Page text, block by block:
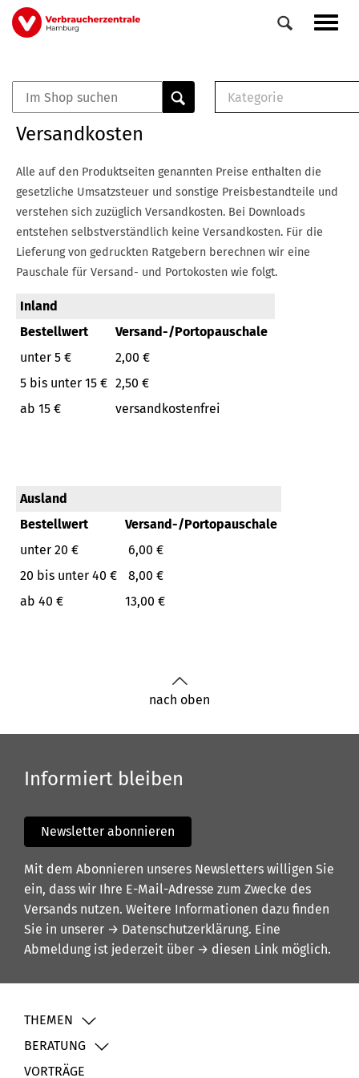
Direkt
zum
Veranstaltungen
0
Kategorie
E-Broschüre
Checklisten (PDF)
Broschüre
Buch
Versandkosten
Alle auf den Produktseiten genannten Preise enthalten die
gesetzliche Umsatzsteuer und sonstige Preisbestandteile und
verstehen sich zuzüglich Versandkosten. Bei Downloads
entstehen selbstverständlich keine Versandkosten. Für die
Lieferung von gedruckten Ratgebern berechnen wir eine
Pauschale für Versand- und Portokosten wie folgt.
Inland
Bestellwert
Versand-/Portopauschale
unter 5 €
2,00 €
5 bis unter 15 € 2,50 €
ab 15 €
versandkostenfrei
Ausland
Bestellwert
Versand-/Portopauschale
unter 20 €
6,00 €
20 bis unter 40 €
8,00 €
ab 40 €
13,00 €
nach oben
Informiert bleiben
Newsletter abonnieren
Mit dem Abonnieren unseres Newsletters willigen Sie
ein, dass wir Ihre E-Mail-Adresse zum Zwecke des
Versands nutzen. Weitere Informationen dazu finden
Sie in unserer → Datenschutzerklärung. Eine
Abmeldung ist jederzeit über → diesen Link möglich.
THEMEN
BERATUNG
VORTRÄGE